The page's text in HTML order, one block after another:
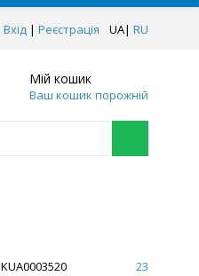
Вхід | Реєстрація UA| RU
Мій кошик
Ваш кошик порожній
23